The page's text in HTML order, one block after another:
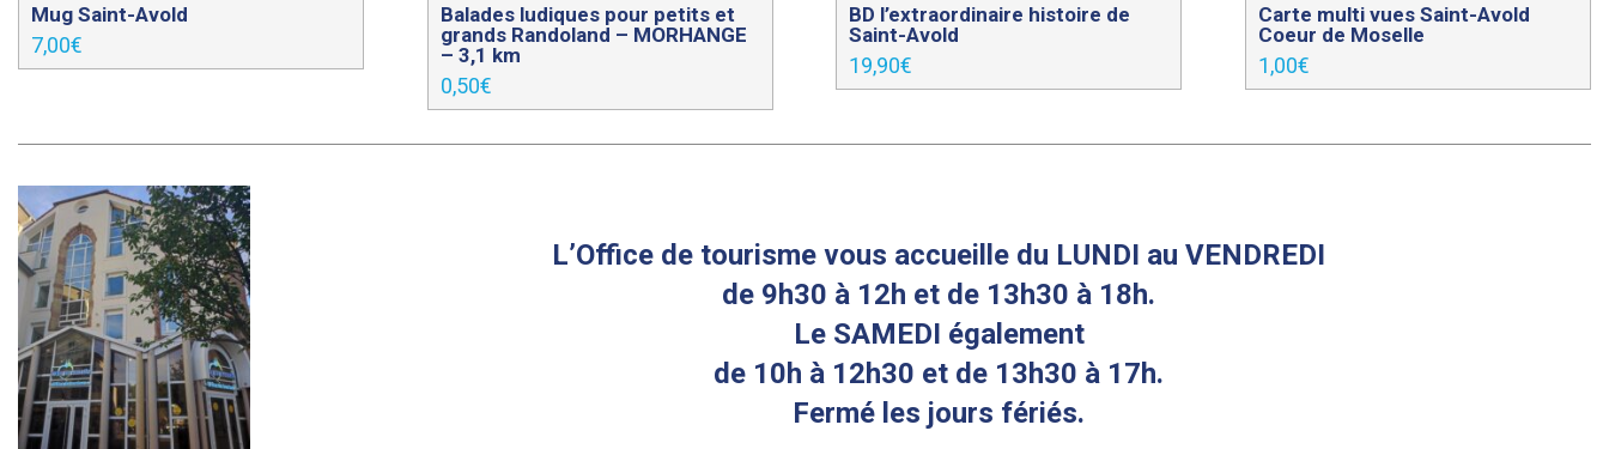
Mug Saint-Avold
7,00€
Balades ludiques pour petits et
grands Randoland – MORHANGE
– 3,1 km
0,50€
BD l’extraordinaire histoire de
Saint-Avold
19,90€
Carte multi vues Saint-Avold
Coeur de Moselle
1,00€
L’Office de tourisme vous accueille du LUNDI au VENDREDI
de 9h30 à 12h et de 13h30 à 18h.
Le SAMEDI également
de 10h à 12h30 et de 13h30 à 17h.
Fermé les jours fériés.